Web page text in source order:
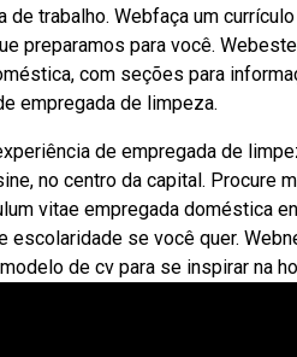
de trabalho. Webfaça um
preparamos para você.
com seções para
empregada de limpeza.
de empregada de
no centro da capital. Procure
vitae empregada doméstica
se você quer.
de cv para se inspirar na